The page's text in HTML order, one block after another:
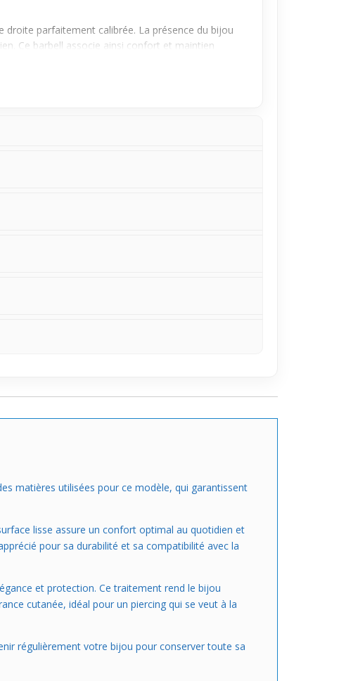
parfaitement calibrée. La présence du bijou
Ce barbell associe ainsi confort et maintien
bien structurée et visuellement claire,
matières utilisées pour ce modèle, qui garantissent
lisse assure un confort optimal au quotidien et
pour sa durabilité et sa compatibilité avec la
et protection. Ce traitement rend le bijou
cutanée, idéal pour un piercing qui se veut à la
régulièrement votre bijou pour conserver toute sa